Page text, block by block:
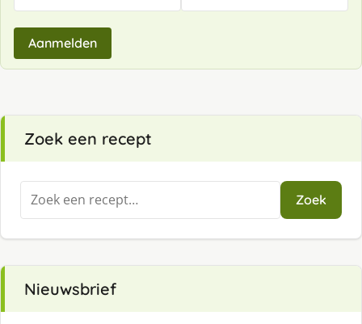
Aanmelden
Zoek een recept
Zoeken
naar:
Zoek
Nieuwsbrief